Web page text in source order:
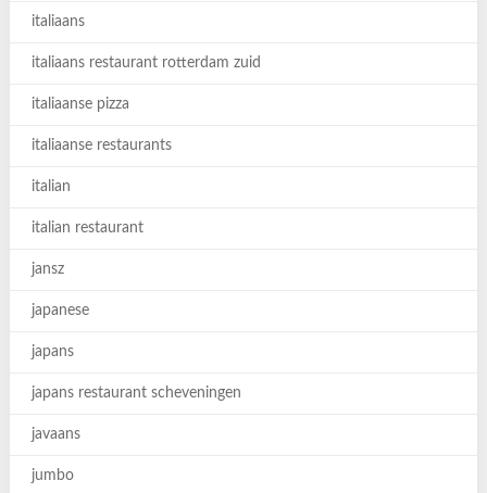
italiaans
italiaans restaurant rotterdam zuid
italiaanse pizza
italiaanse restaurants
italian
italian restaurant
jansz
japanese
japans
japans restaurant scheveningen
javaans
jumbo